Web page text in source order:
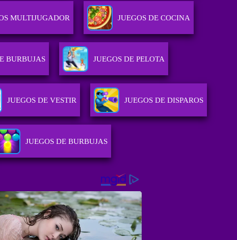
MULTIJUGADOR JUEGOS DE COCINA
BURBUJAS JUEGOS DE PELOTA
JUEGOS DE VESTIR JUEGOS DE DISPAROS
JUEGOS DE BURBUJAS